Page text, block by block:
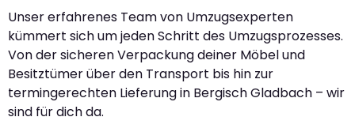
Unser erfahrenes Team von Umzugsexperten
kümmert sich um jeden Schritt des Umzugsprozesses.
Von der sicheren Verpackung deiner Möbel und
Besitztümer über den Transport bis hin zur
termingerechten Lieferung in Bergisch Gladbach – wir
sind für dich da.